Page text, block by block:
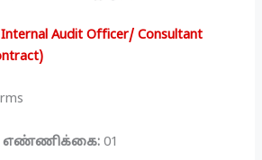
Audit Officer/ Consultant
எண்ணிக்கை: 01